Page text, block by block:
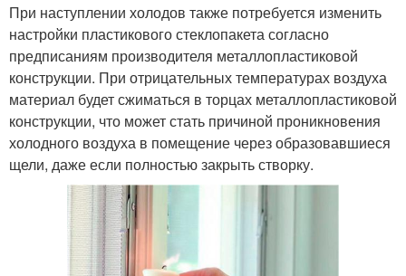
При наступлении холодов также потребуется изменить
настройки пластикового стеклопакета согласно
предписаниям производителя металлопластиковой
конструкции. При отрицательных температурах воздуха
материал будет сжиматься в торцах металлопластиковой
конструкции, что может стать причиной проникновения
холодного воздуха в помещение через образовавшиеся
щели, даже если полностью закрыть створку.